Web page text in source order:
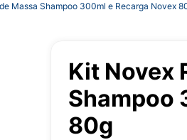
Massa Shampoo 300ml e Recarga Novex
Kit Novex
Shampoo
80g